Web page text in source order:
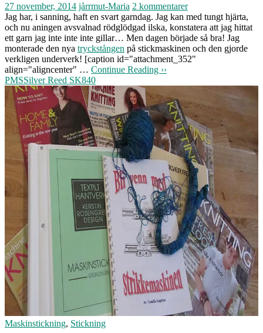
27 november, 2014 jårrmut-Maria 2 kommentarer
Jag har, i sanning, haft en svart garndag. Jag kan med tungt hjärta,
och nu aningen avsvalnad rödglödgad ilska, konstatera att jag hittat
ett garn jag inte inte inte gillar… Men dagen började så bra! Jag
monterade den nya tryckstången på stickmaskinen och den gjorde
verkligen underverk! [caption id="attachment_352"
align="aligncenter" … Continue Reading ››
PMSSilver Reed SK840
Maskinstickning, Stickning